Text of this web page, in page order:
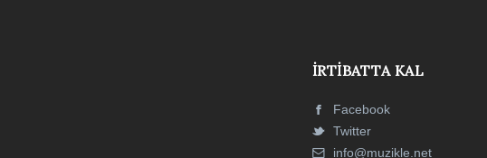
İRTIBATTA KAL
Facebook
Twitter
info@muzikle.net